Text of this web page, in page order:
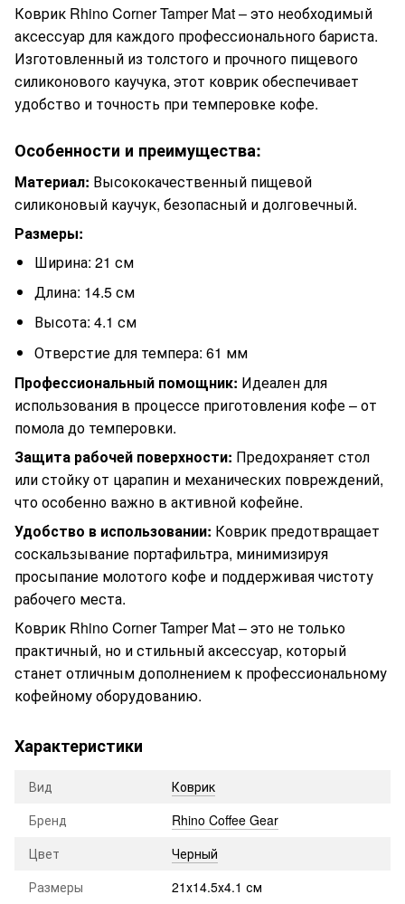
Коврик Rhino Corner Tamper Mat – это необходимый
аксессуар для каждого профессионального бариста.
Изготовленный из толстого и прочного пищевого
силиконового каучука, этот коврик обеспечивает
удобство и точность при темперовке кофе.
Особенности и преимущества:
Материал: Высококачественный пищевой
силиконовый каучук, безопасный и долговечный.
Размеры:
Ширина: 21 см
Длина: 14.5 см
Высота: 4.1 см
Отверстие для темпера: 61 мм
Профессиональный помощник: Идеален для
использования в процессе приготовления кофе – от
помола до темперовки.
Защита рабочей поверхности: Предохраняет стол
или стойку от царапин и механических повреждений,
что особенно важно в активной кофейне.
Удобство в использовании: Коврик предотвращает
соскальзывание портафильтра, минимизируя
просыпание молотого кофе и поддерживая чистоту
рабочего места.
Коврик Rhino Corner Tamper Mat – это не только
практичный, но и стильный аксессуар, который
станет отличным дополнением к профессиональному
кофейному оборудованию.
Характеристики
Вид
Коврик
Бренд
Rhino Coffee Gear
Цвет
Черный
Размеры
21х14.5х4.1 см